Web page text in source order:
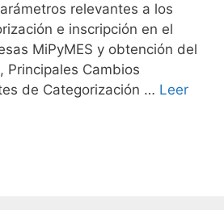
relevantes a los
e inscripción en el
MiPyMES y obtención del
Principales Cambios
de Categorización … Leer